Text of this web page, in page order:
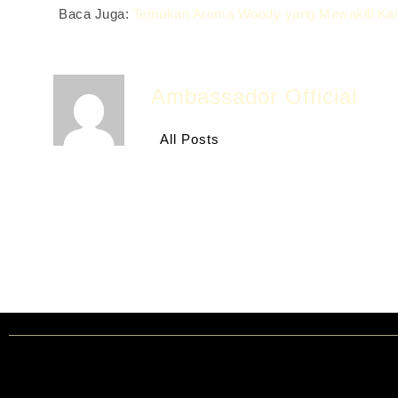
Baca Juga: Temukan Aroma Woody yang Mewakili
Ambassador Official
All Posts